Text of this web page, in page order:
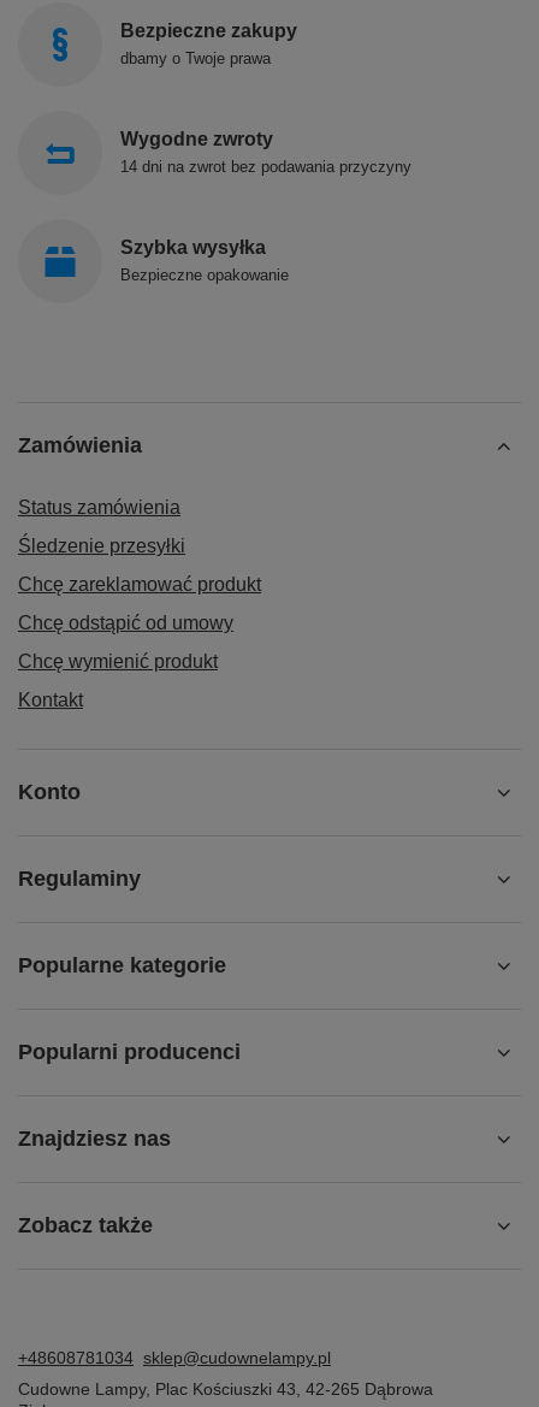
Bezpieczne zakupy
dbamy o Twoje prawa
Wygodne zwroty
14 dni na zwrot bez podawania przyczyny
Szybka wysyłka
Bezpieczne opakowanie
Zamówienia
Status zamówienia
Śledzenie przesyłki
Chcę zareklamować produkt
Chcę odstąpić od umowy
Chcę wymienić produkt
Kontakt
Konto
Regulaminy
Popularne kategorie
Popularni producenci
Znajdziesz nas
Zobacz także
+48608781034 sklep@cudownelampy.pl
Cudowne Lampy, Plac Kościuszki 43 42-265 Dąbrowa